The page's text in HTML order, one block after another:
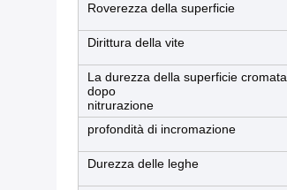
Roverezza della superficie
Dirittura della vite
La durezza della superficie cromata
dopo
nitrurazione
profondità di incromazione
Durezza delle leghe